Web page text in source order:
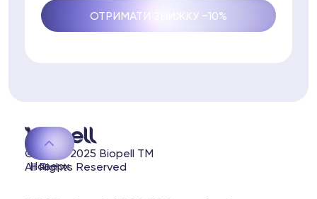
© 2020-2025 Biopell TM
All Rights Reserved
Наверх